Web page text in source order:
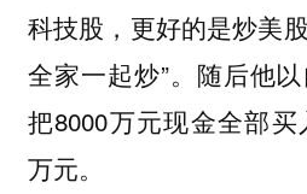
科技股，更好的是炒美
全家一起炒”。随后他
把8000万元现金全部
万元。